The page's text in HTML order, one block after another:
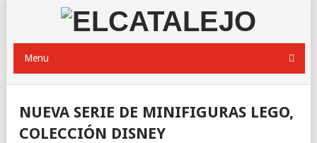
Menu
NUEVA SERIE DE MINIFIGURAS LEGO,
COLECCIÓN DISNEY